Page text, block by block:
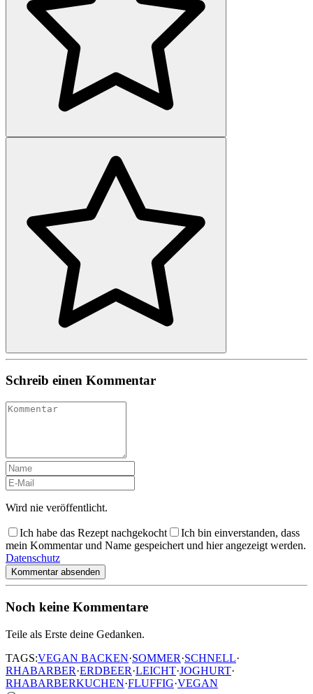
Schreib einen Kommentar
Wird nie veröffentlicht.
Ich habe das Rezept nachgekocht
Ich bin einverstanden, dass
mein Kommentar und Name gespeichert und hier angezeigt werden.
Datenschutz
Kommentar absenden
Noch keine Kommentare
Teile als Erste deine Gedanken.
TAGS:VEGAN BACKEN·SOMMER·SCHNELL·
RHABARBER·ERDBEER·LEICHT·JOGHURT·
RHABARBERKUCHEN·FLUFFIG·VEGAN